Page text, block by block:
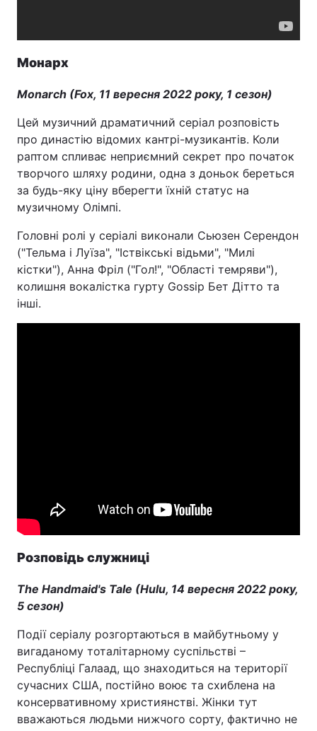
Монарх
Monarch (Fox, 11 вересня 2022 року, 1 сезон)
Цей музичний драматичний серіал розповість
про династію відомих кантрі-музикантів. Коли
раптом спливає неприємний секрет про початок
творчого шляху родини, одна з доньок береться
за будь-яку ціну вберегти їхній статус на
музичному Олімпі.
Головні ролі у серіалі виконали Сьюзен Серендон
("Тельма і Луїза", "Іствікські відьми", "Милі
кістки"), Анна Фріл ("Гол!", "Області темряви"),
колишня вокалістка гурту Gossip Бет Дітто та
інші.
Розповідь служниці
The Handmaid's Tale (Hulu, 14 вересня 2022 року,
5 сезон)
Події серіалу розгортаються в майбутньому у
вигаданому тоталітарному суспільстві –
Республіці Галаад, що знаходиться на території
сучасних США, постійно воює та схиблена на
консервативному християнстві. Жінки тут
вважаються людьми нижчого сорту, фактично не